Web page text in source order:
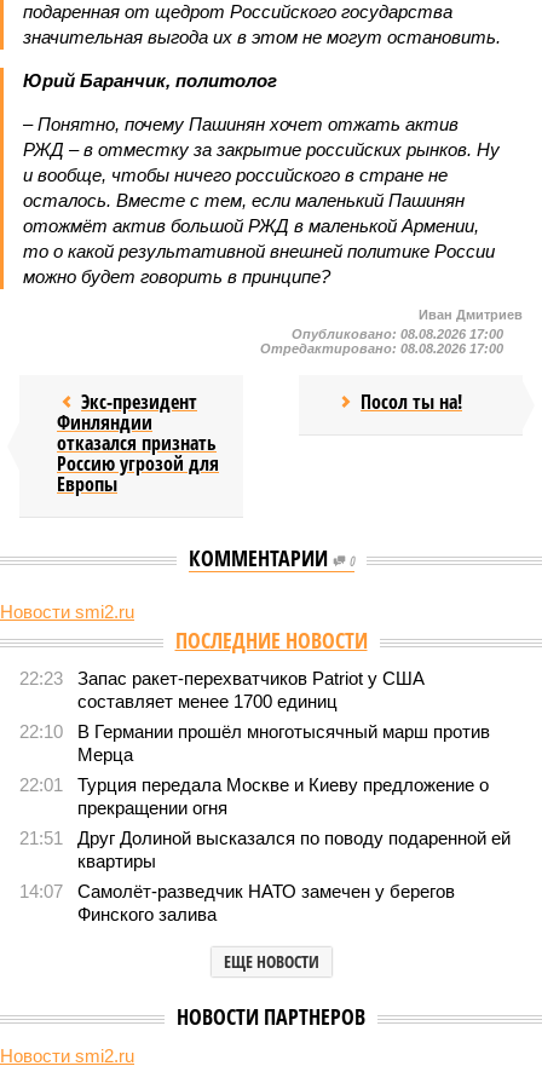
подаренная от щедрот Российского государства
значительная выгода их в этом не могут остановить.
Юрий Баранчик, политолог
– Понятно, почему Пашинян хочет отжать актив
РЖД – в отместку за закрытие российских рынков. Ну
и вообще, чтобы ничего российского в стране не
осталось. Вместе с тем, если маленький Пашинян
отожмёт актив большой РЖД в маленькой Армении,
то о какой результативной внешней политике России
можно будет говорить в принципе?
Иван Дмитриев
Опубликовано: 08.08.2026 17:00
Отредактировано: 08.08.2026 17:00
Экс-президент
Финляндии
отказался признать
Россию угрозой для
Европы
Посол ты на!
КОММЕНТАРИИ 0
Новости smi2.ru
ПОСЛЕДНИЕ НОВОСТИ
22:23
Запас ракет-перехватчиков Patriot у США
составляет менее 1700 единиц
22:10
В Германии прошёл многотысячный марш против
Мерца
22:01
Турция передала Москве и Киеву предложение о
прекращении огня
21:51
Друг Долиной высказался по поводу подаренной ей
квартиры
14:07
Самолёт-разведчик НАТО замечен у берегов
Финского залива
ЕЩЕ НОВОСТИ
НОВОСТИ ПАРТНЕРОВ
Новости smi2.ru